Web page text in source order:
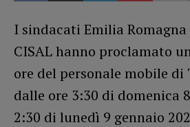
I sindacati Emilia Romagna
CISAL hanno proclamato
ore del personale mobile
dalle ore 3:30 di domenica
2:30 di lunedì 9 gennaio